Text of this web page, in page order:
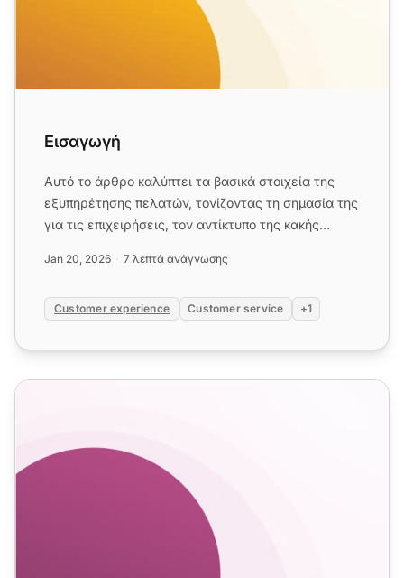
Εισαγωγή
Αυτό το άρθρο καλύπτει τα βασικά στοιχεία της
εξυπηρέτησης πελατών, τονίζοντας τη σημασία της
για τις επιχειρήσεις, τον αντίκτυπο της κακής
Jan 20, 2026 7 λεπτά ανάγνωσης
Customer experience Customer service +1
16 βασικές δεξιότητες εξυπηρέτησης πελατών και πώς